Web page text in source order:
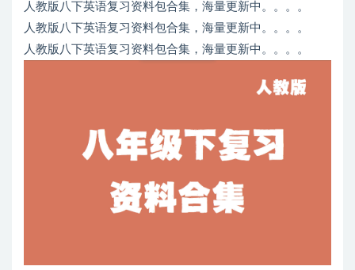
人教版八下英语复习资料包合集，海量更新中。。。。
人教版八下英语复习资料包合集，海量更新中。。。。
人教版八下英语复习资料包合集，海量更新中。。。。